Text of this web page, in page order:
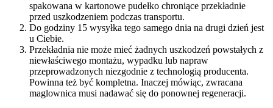
spakowana w kartonowe pudełko chroniące przekładnie
przed uszkodzeniem podczas transportu.
Do godziny 15 wysyłka tego samego dnia na drugi dzień jest
u Ciebie.
Przekładnia nie może mieć żadnych uszkodzeń powstałych z
niewłaściwego montażu, wypadku lub napraw
przeprowadzonych niezgodnie z technologią producenta.
Powinna też być kompletna. Inaczej mówiąc, zwracana
maglownica musi nadawać się do ponownej regeneracji.